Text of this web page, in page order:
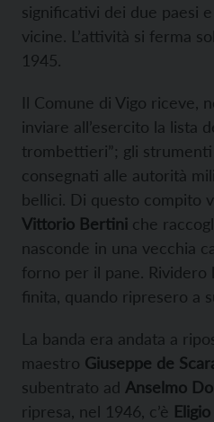
significativi dei due paesi
vicine. L’attività si ferma
1945.
Il Comune di Vigo riceve,
inviare all’esercito la lista
trombettieri”; gli
consegnati alle autorità
bellici. Di questo compito
Vittorio Bertini che
nasconde in una vecchia
forno per il pane. Rividero
finita, quando ripresero a
La banda era andata a
maestro Giuseppe de
subentrato ad Anselmo
ripresa, nel 1946, c’è